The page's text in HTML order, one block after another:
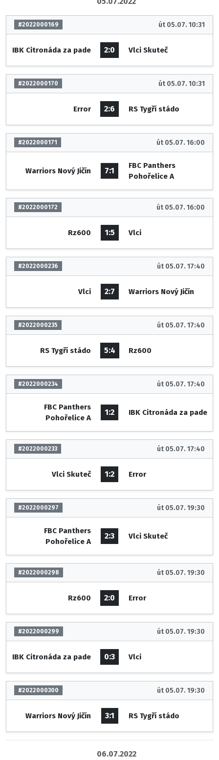
#2022000169 út 05.07. 10:31
IBK Citronáda za pade 2:0 Vlci Skuteč
#2022000170 út 05.07. 10:31
Error 2:6 RS Tygří stádo
#2022000171 út 05.07. 16:00
Warriors Nový Jičín 7:1
FBC Panthers
Pohořelice A
#2022000172 út 05.07. 16:00
Rz600 1:5 Vlci
#2022000236 út 05.07. 17:40
Vlci 2:7 Warriors Nový Jičín
#2022000235 út 05.07. 17:40
RS Tygří stádo 5:4 Rz600
#2022000234 út 05.07. 17:40
FBC Panthers
Pohořelice A
1:2 IBK Citronáda za pade
#2022000233 út 05.07. 17:40
Vlci Skuteč 1:2 Error
#2022000297 út 05.07. 19:30
FBC Panthers
Pohořelice A
2:3 Vlci Skuteč
#2022000298 út 05.07. 19:30
Rz600 2:0 Error
#2022000299 út 05.07. 19:30
IBK Citronáda za pade 0:3 Vlci
#2022000300 út 05.07. 19:30
Warriors Nový Jičín 3:1 RS Tygří stádo
06.07.2022